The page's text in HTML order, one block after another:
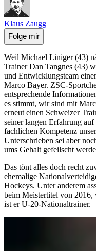
Klaus Zaugg
Folge mir
Weil Michael Liniger (43)
Trainer Dan Tangnes (43)
und Entwicklungsteam
Marco Bayer. ZSC-
entsprechende
es stimmt, wir sind mit
erneut einen Schweizer
seiner langen Erfahrung
fachlichen Kompetenz
Unterschrieben sei aber
ums Gehalt gefeilscht
Das tönt alles doch recht
ehemalige
Hockeys. Unter anderem
beim Meistertitel von 2016,
ist er U-20-Nationaltrainer.